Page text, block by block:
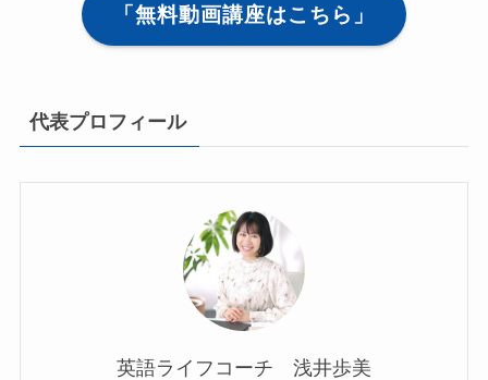
「無料動画講座はこちら」
代表プロフィール
英語ライフコーチ 浅井歩美